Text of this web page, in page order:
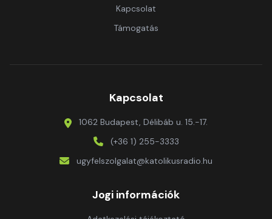
Kapcsolat
Támogatás
Kapcsolat
1062 Budapest, Délibáb u. 15.-17.
(+36 1) 255-3333
ugyfelszolgalat@katolikusradio.hu
Jogi információk